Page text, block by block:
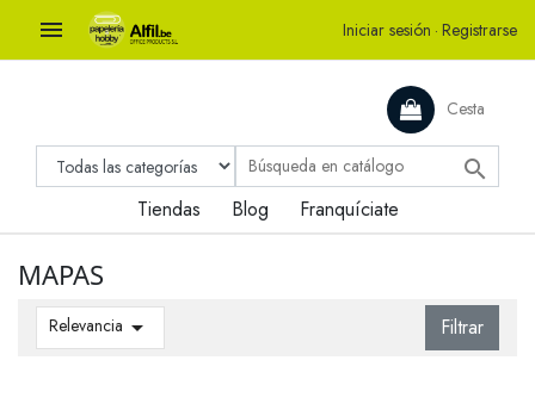
 Iniciar sesión · Registrarse
Cesta

Tiendas Blog Franquíciate
MAPAS
Relevancia  Filtrar